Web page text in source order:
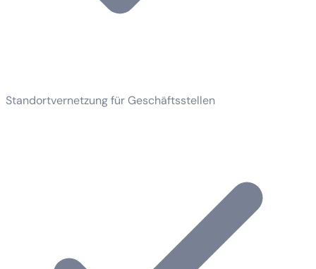
Standortvernetzung für Geschäftsstellen